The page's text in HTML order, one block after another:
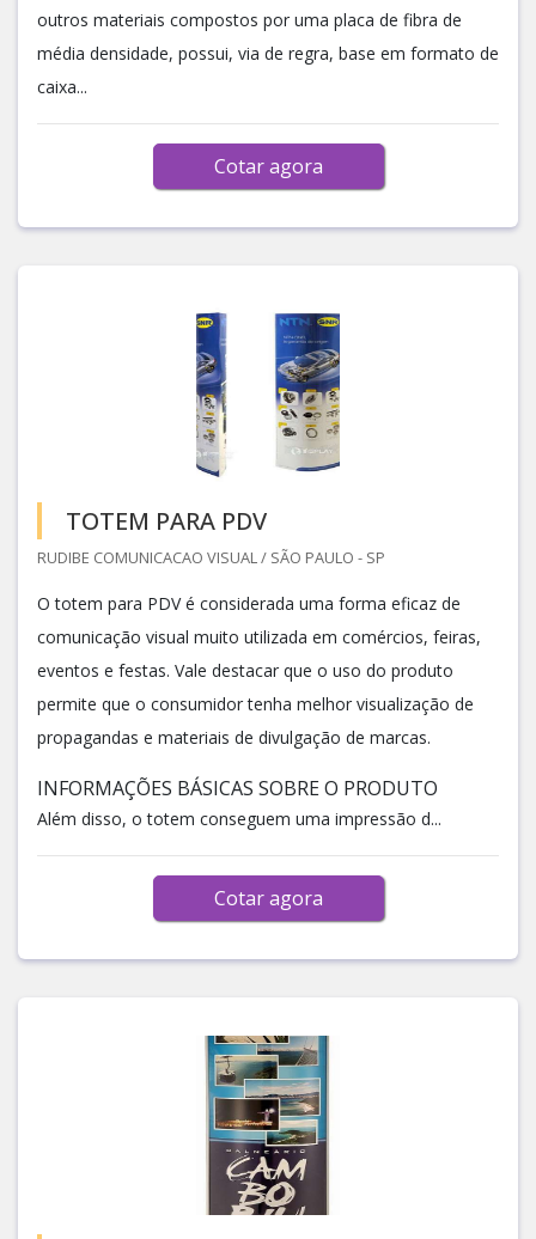
outros materiais compostos por uma placa de fibra de
média densidade, possui, via de regra, base em formato de
caixa...
Cotar agora
TOTEM PARA PDV
RUDIBE COMUNICACAO VISUAL / SÃO PAULO - SP
O totem para PDV é considerada uma forma eficaz de
comunicação visual muito utilizada em comércios, feiras,
eventos e festas. Vale destacar que o uso do produto
permite que o consumidor tenha melhor visualização de
propagandas e materiais de divulgação de marcas.
INFORMAÇÕES BÁSICAS SOBRE O PRODUTO
Além disso, o totem conseguem uma impressão d...
Cotar agora